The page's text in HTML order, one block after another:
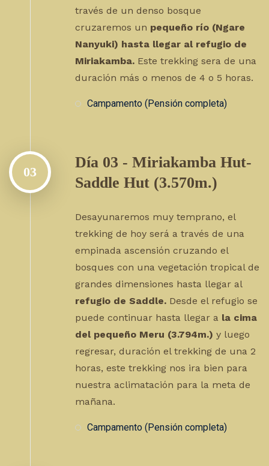
través de un denso bosque
cruzaremos un pequeño río (Ngare
Nanyuki) hasta llegar al refugio de
Miriakamba. Este trekking sera de una
duración más o menos de 4 o 5 horas.
Campamento (Pensión completa)
03
Día 03 - Miriakamba Hut-
Saddle Hut (3.570m.)
Desayunaremos muy temprano, el
trekking de hoy será a través de una
empinada ascensión cruzando el
bosques con una vegetación tropical de
grandes dimensiones hasta llegar al
refugio de Saddle. Desde el refugio se
puede continuar hasta llegar a la cima
del pequeño Meru (3.794m.) y luego
regresar, duración el trekking de una 2
horas, este trekking nos ira bien para
nuestra aclimatación para la meta de
mañana.
Campamento (Pensión completa)